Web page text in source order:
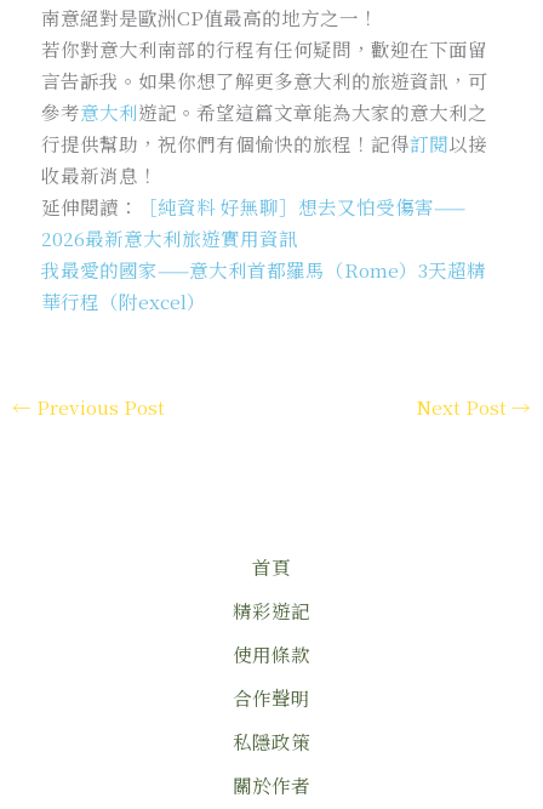
南意絕對是歐洲CP值最高的地方之一！
若你對意大利南部的行程有任何疑問，歡迎在下面留
言告訴我。如果你想了解更多意大利的旅遊資訊，可
參考意大利遊記 。希望這篇文章能為大家的意大利之
行提供幫助，祝你們有個愉快的旅程！記得訂閱以接
收最新消息！
延伸閱讀：
［純資料 好無聊］想去又怕受傷害——
2026最新意大利旅遊實用資訊
我最愛的國家——意大利首都羅馬（Rome）3天超精
華行程（附excel）
← Previous Post Next Post→
首頁
精彩遊記
使用條款
合作聲明
私隱政策
關於作者